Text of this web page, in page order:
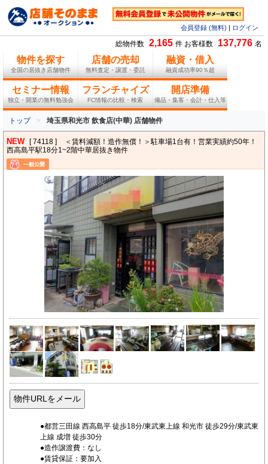
会員登録 (無料) ログイン
総物件数 2,165 件 お客様数 137,776 名
物件を探す
全国の居抜き店舗物件
店舗の売却
無料査定・譲渡・委託
融資・借入
融資成功率90％超
セミナー情報
独立・開業の無料勉強会
フランチャイズ
FC情報の比較・検索
開店準備
備品・集客・会計・仕入等
トップ 埼玉県和光市 飲食店(中華) 店舗物件
NEW [ 74118 ]
＜賃料減額！造作無償！＞駐車場1台有！営業実績約50年！
西高島平駅18分1~2階中華居抜き物件
●都営三田線 西高島平 徒歩18分/東武東上線 和光市 徒歩29分/東武東
上線 成増 徒歩30分
●造作譲渡費：なし
●賃貸保証：要加入